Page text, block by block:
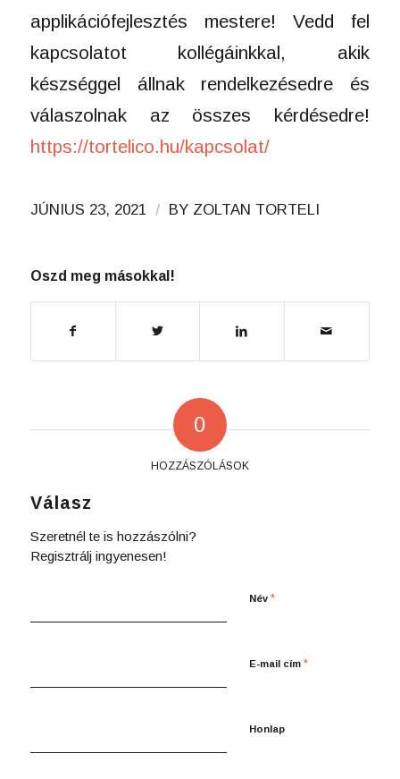
applikációfejlesztés mestere! Vedd fel
kapcsolatot kollégáinkkal, akik
készséggel állnak rendelkezésedre és
válaszolnak az összes kérdésedre!
https://tortelico.hu/kapcsolat/
JÚNIUS 23, 2021 / BY ZOLTAN TORTELI
Oszd meg másokkal!
0
HOZZÁSZÓLÁSOK
Válasz
Szeretnél te is hozzászólni?
Regisztrálj ingyenesen!
Név *
E-mail cím *
Honlap